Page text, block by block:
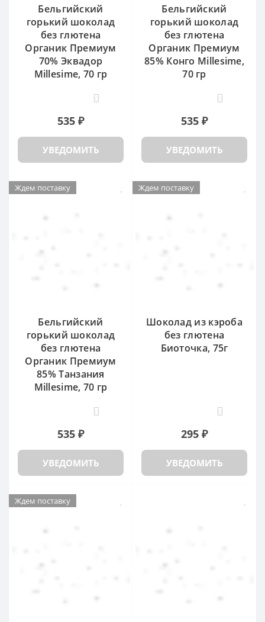
Бельгийский
горький шоколад
без глютена
Органик Премиум
70% Эквадор
Millesime, 70 гр
535 ₽
УВЕДОМИТЬ
Бельгийский
горький шоколад
без глютена
Органик Премиум
85% Конго Millesime,
70 гр
535 ₽
УВЕДОМИТЬ
Ждем поставку
Бельгийский
горький шоколад
без глютена
Органик Премиум
85% Танзания
Millesime, 70 гр
535 ₽
УВЕДОМИТЬ
Ждем поставку
Шоколад из кэроба
без глютена
Биоточка, 75г
295 ₽
УВЕДОМИТЬ
Ждем поставку